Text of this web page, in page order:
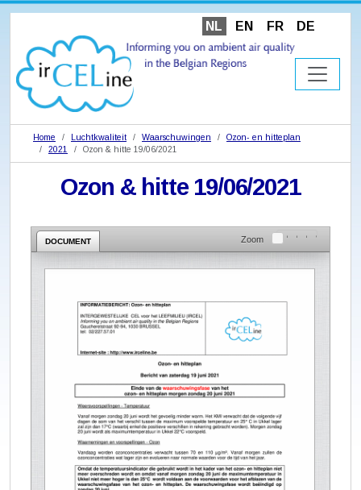
NL EN FR DE
Home Luchtkwaliteit Waarschuwingen
Ozon- en hitteplan
2021
Ozon & hitte 19/06/2021
Ozon & hitte 19/06/2021
DOCUMENT Zoom